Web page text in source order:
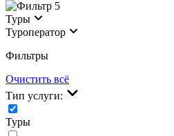
5
Туры
Туроператор
Фильтры
Очистить всё
Тип услуги:
Туры